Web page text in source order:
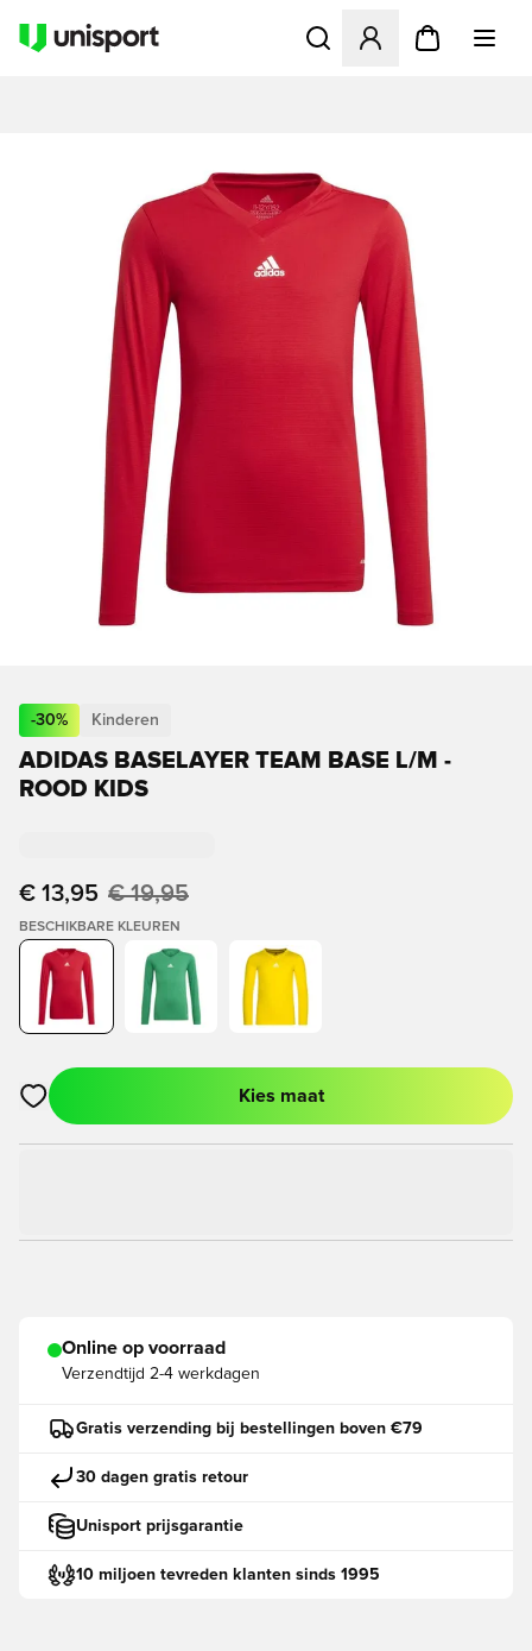
Opent een venster om in
-30% Kinderen
ADIDAS BASELAYER TEAM BASE L/M -
ROOD KIDS
€ 13,95 € 19,95
BESCHIKBARE KLEUREN
Opent een venster om in te loggen of je aan te melden als lid
Kies maat
Online op voorraad
Verzendtijd 2-4 werkdagen
Gratis verzending bij bestellingen boven €79
30 dagen gratis retour
Unisport prijsgarantie
10 miljoen tevreden klanten sinds 1995